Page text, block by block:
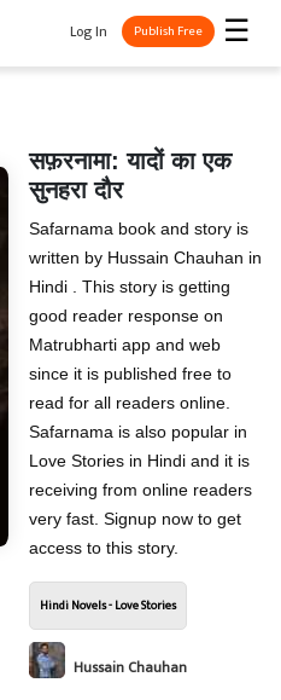
☰
Log In Publish Free
सफ़रनामा: यादों का एक
सुनहरा दौर
Safarnama book and story is
written by Hussain Chauhan in
Hindi . This story is getting
good reader response on
Matrubharti app and web
since it is published free to
read for all readers online.
Safarnama is also popular in
Love Stories in Hindi and it is
receiving from online readers
very fast. Signup now to get
access to this story.
Hindi Novels - Love Stories
Hussain Chauhan